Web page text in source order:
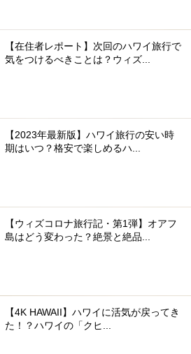
【在住者レポート】次回のハワイ旅行で
気をつけるべきことは？ウィズ...
【2023年最新版】ハワイ旅行の安い時
期はいつ？格安で楽しめるハ...
【ウィズコロナ旅行記・第1弾】オアフ
島はどう変わった？絶景と絶品...
【4K HAWAII】ハワイに活気が戻ってき
た！？ハワイの「クヒ...